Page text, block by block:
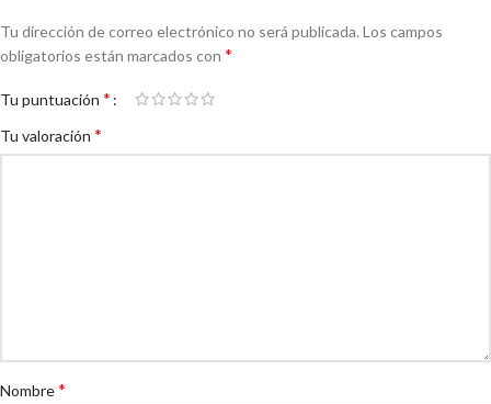
Tu dirección de correo electrónico no será publicada. Los campos
obligatorios están marcados con *
Tu puntuación *
Tu valoración *
Nombre*